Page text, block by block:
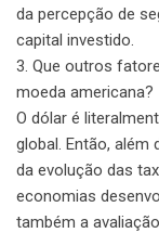
da percepção de
capital investido.
3. Que outros
moeda americana?
O dólar é
global. Então,
da evolução das
economias
também a